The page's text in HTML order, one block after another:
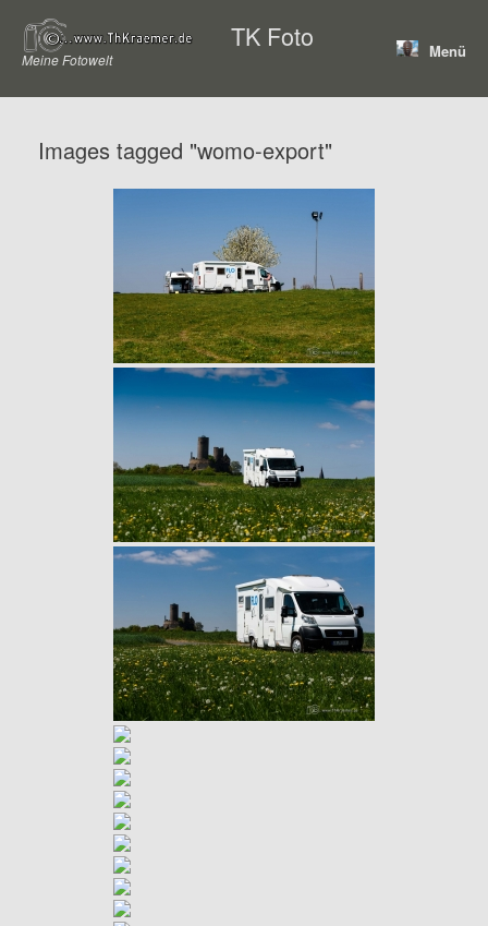
Inhalt
springen
TK Foto
Meine Fotowelt Menü
Images tagged "womo-export"